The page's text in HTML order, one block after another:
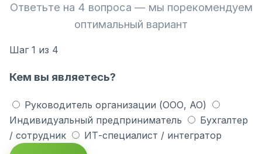
Ответьте на 4 вопроса — мы порекомендуем
оптимальный вариант
Шаг 1 из 4
Кем вы являетесь?
Руководитель организации (ООО, АО)
Индивидуальный предприниматель
Бухгалтер
/ сотрудник
ИТ-специалист / интегратор